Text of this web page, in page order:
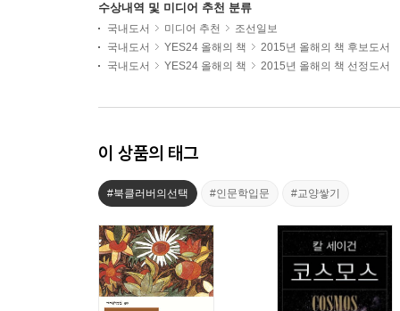
수상내역 및 미디어 추천 분류
국내도서 미디어 추천
조선일보
국내도서
YES24 올해의 책
2015년 올해의 책 후보도서
국내도서
YES24 올해의 책 2015년 올해의 책 선정도서
이 상품의 태그
#북클러버의선택 #인문학입문 #교양쌓기